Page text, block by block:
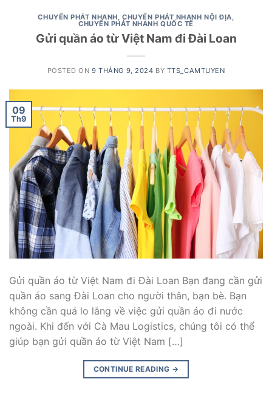
CHUYỂN PHÁT NHANH,CHUYỂN PHÁT NHANH NỘI ĐỊA,
CHUYỂN PHÁT NHANH QUỐC TẾ
Gửi quần áo từ Việt Nam đi Đài Loan
POSTED ON9 THÁNG 9, 2024 BY TTS_CAMTUYEN
09
Th9
Gửi quần áo từ Việt Nam đi Đài Loan Bạn đang cần gửi
quần áo sang Đài Loan cho người thân, bạn bè. Bạn
không cần quá lo lắng về việc gửi quần áo đi nước
ngoài. Khi đến với Cà Mau Logistics, chúng tôi có thể
giúp bạn gửi quần áo từ Việt Nam […]
CONTINUE READING →